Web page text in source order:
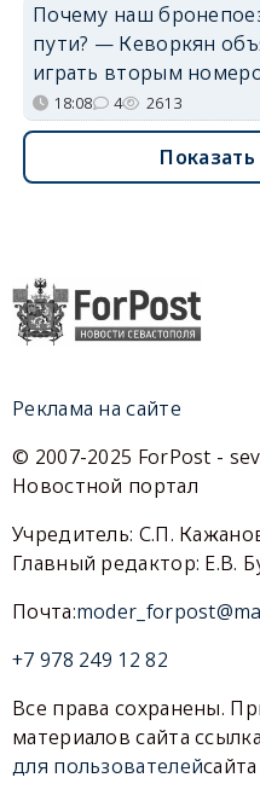
Почему наш
пути? — Кеворкян
играть вторым
18:08 4 2613
Показать
Реклама на сайте
© 2007-2025 ForPost -
Новостной портал
Учредитель: С.П.
Главный редактор: Е.В.
Почта:
+7 978 249 12 82
Все права сохранены.
материалов сайта
для пользователейсайта